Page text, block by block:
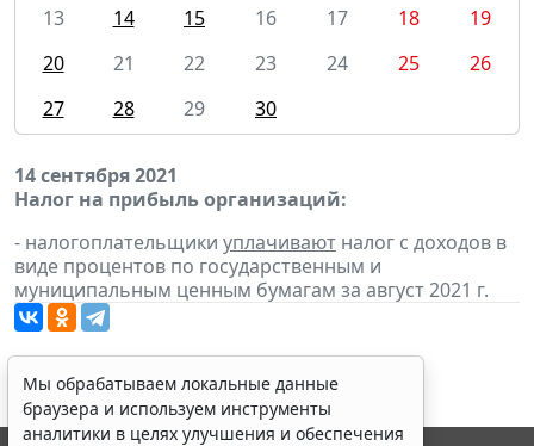
13
14 15 16 17 18
19
20
21 22 23 24 25
26
27
28 29 30
14 сентября 2021
Налог на прибыль организаций:
- налогоплательщики уплачивают налог с доходов в
виде процентов по государственным и
муниципальным ценным бумагам за август 2021 г.
Мы обрабатываем локальные данные
браузера и используем инструменты
аналитики в целях улучшения и обеспечения